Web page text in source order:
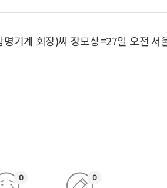
기계 회장)씨 장모상=27일 오전 서
0 0